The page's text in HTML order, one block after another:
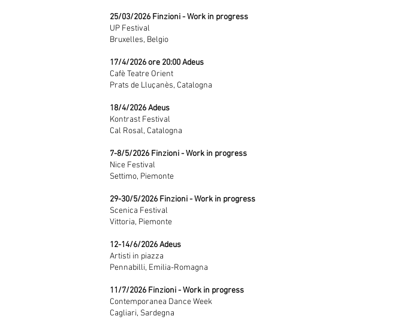
25/03/2026 Finzioni - Work in progress
UP Festival
Bruxelles, Belgio
17/4/2026 ore 20:00 Adeus
Cafè Teatre Orient
Prats de Lluçanès, Catalogna​
18/4/2026 Adeus
Kontrast Festival
Cal Rosal, Catalogna
7-8/5/2026 Finzioni - Work in progress
Nice Festival
Settimo, Piemonte
29-30/5/2026 Finzioni - Work in progress
Scenica Festival
Vittoria, Piemonte
12-14/6/2026 Adeus
Artisti in piazza
Pennabilli, Emilia-Romagna
11/7/2026 Finzioni - Work in progress
Contemporanea Dance Week
Cagliari, Sardegna